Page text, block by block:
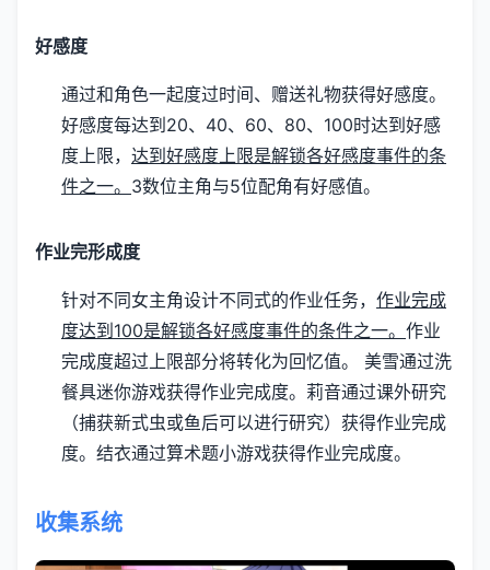
好感度
通过和角色一起度过时间、赠送礼物获得好感度。
好感度每达到20、40、60、80、100时达到好感
度上限， 达到好感度上限是解锁各好感度事件的条
件之一。 3数位主角与5位配角有好感值。
作业完形成度
针对不同女主角设计不同式的作业任务， 作业完成
度达到100是解锁各好感度事件的条件之一。 作业
完成度超过上限部分将转化为回忆值。
美雪通过洗
餐具迷你游戏获得作业完成度。 莉音通过课外研究
（捕获新式虫或鱼后可以进行研究）获得作业完成
度。 结衣通过算术题小游戏获得作业完成度。
收集系统